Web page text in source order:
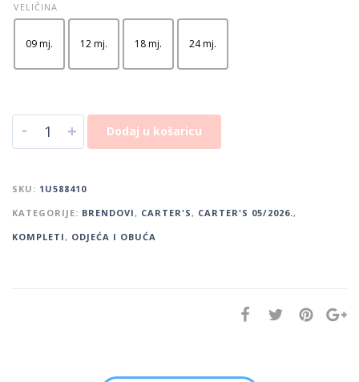
VELIČINA
09 mj. 12 mj. 18 mj. 24 mj.
- + Dodaj u košaricu
SKU: 1U588410
KATEGORIJE: BRENDOVI, CARTER'S, CARTER'S 05/2026.,
KOMPLETI, ODJEĆA I OBUĆA